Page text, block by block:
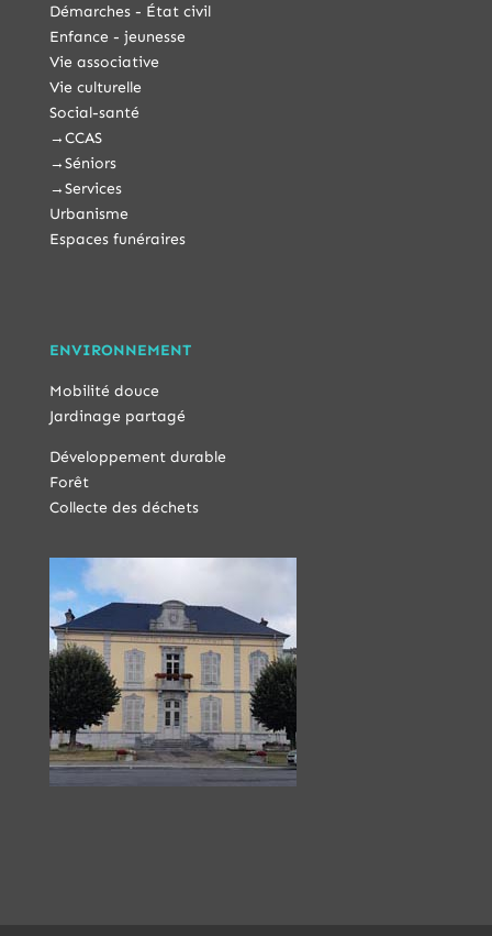
Démarches - État civil
Enfance - jeunesse
Vie associative
Vie culturelle
Social-santé
→CCAS
→Séniors
→Services
Urbanisme
Espaces funéraires
ENVIRONNEMENT
Mobilité douce
Jardinage partagé
Développement durable
Forêt
Collecte des déchets